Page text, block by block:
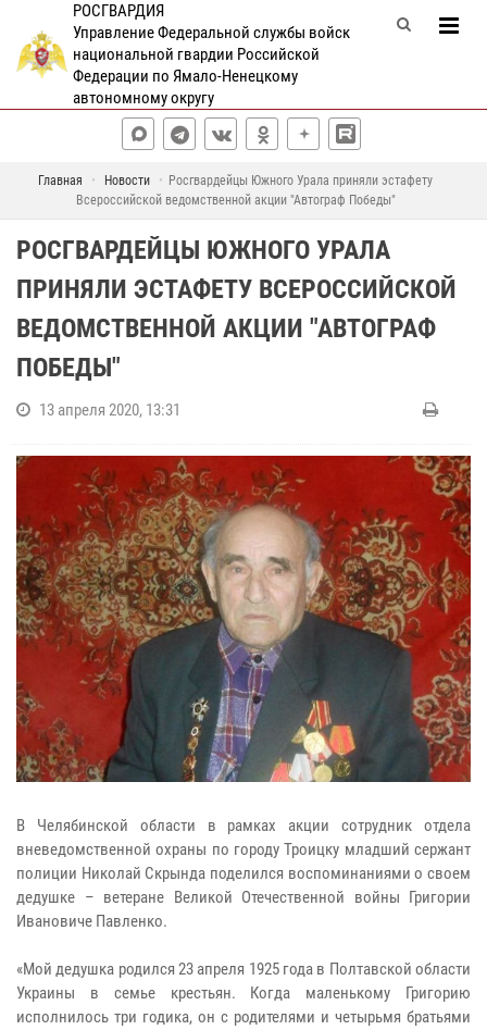
РОСГВАРДИЯ
Управление Федеральной службы войск
национальной гвардии Российской
Федерации по Ямало-Ненецкому
автономному округу
Главная Новости
Росгвардейцы Южного Урала приняли эстафету
Всероссийской ведомственной акции "Автограф Победы"
РОСГВАРДЕЙЦЫ ЮЖНОГО УРАЛА
ПРИНЯЛИ ЭСТАФЕТУ ВСЕРОССИЙСКОЙ
ВЕДОМСТВЕННОЙ АКЦИИ "АВТОГРАФ
ПОБЕДЫ"
13 апреля 2020, 13:31
В Челябинской области в рамках акции сотрудник отдела
вневедомственной охраны по городу Троицку младший сержант
полиции Николай Скрында поделился воспоминаниями о своем
дедушке – ветеране Великой Отечественной войны Григории
Ивановиче Павленко.
«Мой дедушка родился 23 апреля 1925 года в Полтавской области
Украины в семье крестьян. Когда маленькому Григорию
исполнилось три годика, он с родителями и четырьмя братьями